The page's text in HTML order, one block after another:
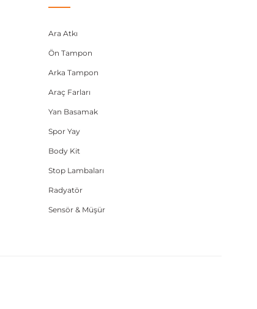
Ara Atkı
Ön Tampon
Arka Tampon
Araç Farları
Yan Basamak
Spor Yay
Body Kit
Stop Lambaları
Radyatör
Sensör & Müşür